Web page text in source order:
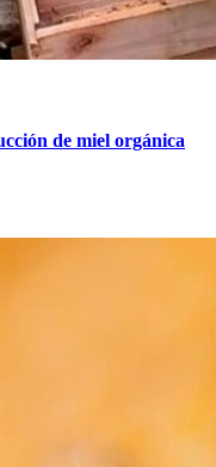
de miel orgánica